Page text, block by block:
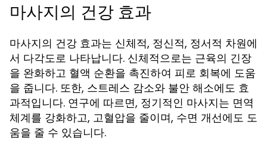
마사지의 건강 효과
마사지의 건강 효과는 신체적, 정신적, 정서적 차원에
서 다각도로 나타납니다. 신체적으로는 근육의 긴장
을 완화하고 혈액 순환을 촉진하여 피로 회복에 도움
을 줍니다. 또한, 스트레스 감소와 불안 해소에도 효
과적입니다. 연구에 따르면, 정기적인 마사지는 면역
체계를 강화하고, 고혈압을 줄이며, 수면 개선에도 도
움을 줄 수 있습니다.